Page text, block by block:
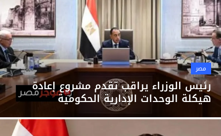
الخليج
العالم
الرياضة
اقتصاد
تكنولوجيا
التعليم
مصر
رئيس الوزراء يراقب تقدم مشروع إعادة
هيكلة الوحدات الإدارية الحكومية